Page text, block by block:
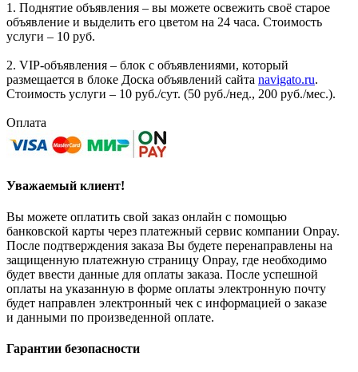
1. Поднятие объявления – вы можете освежить своё старое
объявление и выделить его цветом на 24 часа. Стоимость
услуги – 10 руб.
2. VIP-объявления – блок с объявлениями, который
размещается в блоке Доска объявлений сайта navigato.ru.
Стоимость услуги – 10 руб./сут. (50 руб./нед., 200 руб./мес.).
Оплата
Уважаемый клиент!
Вы можете оплатить свой заказ онлайн с помощью
банковской карты через платежный сервис компании Onpay.
После подтверждения заказа Вы будете перенаправлены на
защищенную платежную страницу Onpay, где необходимо
будет ввести данные для оплаты заказа. После успешной
оплаты на указанную в форме оплаты электронную почту
будет направлен электронный чек с информацией о заказе
и данными по произведенной оплате.
Гарантии безопасности